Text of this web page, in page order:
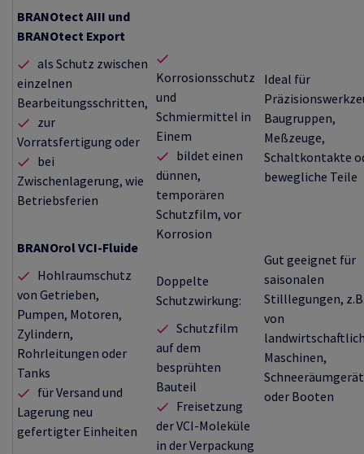
BRANOtect AIII und
BRANOtect Export
als Schutz zwischen
einzelnen
Bearbeitungsschritten,
zur
Vorratsfertigung oder
bei
Zwischenlagerung, wie
Betriebsferien
BRANOrol VCI-Fluide
Hohlraumschutz
von Getrieben,
Pumpen, Motoren,
Zylindern,
Rohrleitungen oder
Tanks
für Versand und
Lagerung neu
gefertigter Einheiten
Korrosionsschutz
und
Schmiermittel in
Einem
bildet einen
dünnen,
temporären
Schutzfilm, vor
Korrosion
Doppelte
Schutzwirkung:
Schutzfilm
auf dem
besprühten
Bauteil
Freisetzung
der VCI-Moleküle
in der Verpackung
Ideal für
Baugruppen,
Meßzeuge,
Schaltkontakte
bewegliche Teile
Gut geeignet für
saisonalen
Stilllegungen,
von
Maschinen,
oder Booten